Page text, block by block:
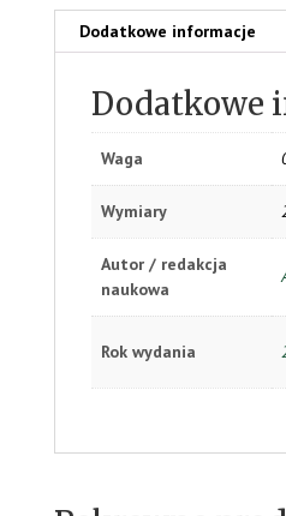
Dodatkowe informacje
Dodatkowe
Waga
Wymiary
Autor / redakcja
naukowa
Rok wydania